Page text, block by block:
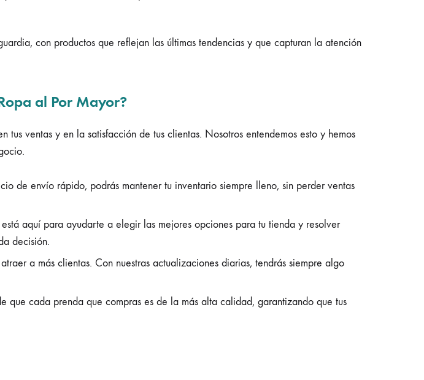
con productos que reflejan las últimas tendencias y que capturan la atención
al Por Mayor?
ventas y en la satisfacción de tus clientas. Nosotros entendemos esto y hemos
de envío rápido, podrás mantener tu inventario siempre lleno, sin perder ventas
aquí para ayudarte a elegir las mejores opciones para tu tienda y resolver
decisión.
a más clientas. Con nuestras actualizaciones diarias, tendrás siempre algo
que cada prenda que compras es de la más alta calidad, garantizando que tus